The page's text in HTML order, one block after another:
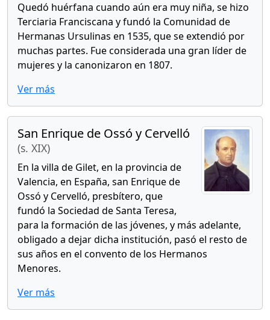
Quedó huérfana cuando aún era muy niña, se hizo
Terciaria Franciscana y fundó la Comunidad de
Hermanas Ursulinas en 1535, que se extendió por
muchas partes. Fue considerada una gran líder de
mujeres y la canonizaron en 1807.
Ver más
San Enrique de Ossó y Cervelló
(s. XIX)
En la villa de Gilet, en la provincia de
Valencia, en España, san Enrique de
Ossó y Cervelló, presbítero, que
fundó la Sociedad de Santa Teresa,
para la formación de las jóvenes, y más adelante,
obligado a dejar dicha institución, pasó el resto de
sus años en el convento de los Hermanos
Menores.
Ver más